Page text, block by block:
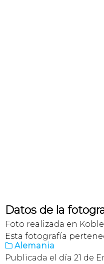
Datos de la
Foto realizada en
Esta fotografía
 Alemania
Publicada el día 21 de